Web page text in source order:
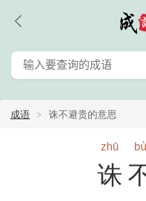
成语 诛不避贵的意思
zhū bù
诛